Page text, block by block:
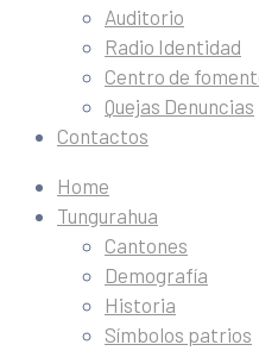
Auditorio
Radio Identidad
Centro de
Quejas Denuncias
Contactos
Home
Tungurahua
Cantones
Demografía
Historia
Símbolos patrios